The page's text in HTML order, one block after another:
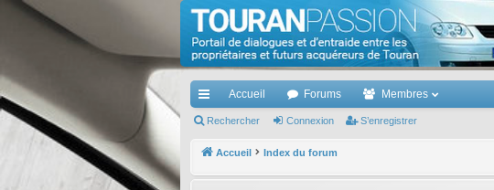
TouranPassion
Le forum des propriétaires ou futurs acquéreurs du Volkswagen
cc
ès
ra
Accueil Forums Membres
Rechercher Connexion S’enregistrer
Accueil Index du forum